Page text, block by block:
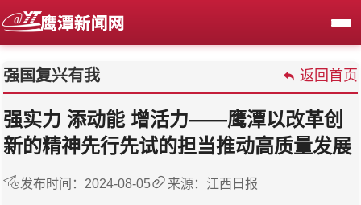
强国复兴有我 返回首页
强实力 添动能 增活力——鹰潭以改革创
新的精神先行先试的担当推动高质量发展
发布时间：2024-08-05 来源：江西日报